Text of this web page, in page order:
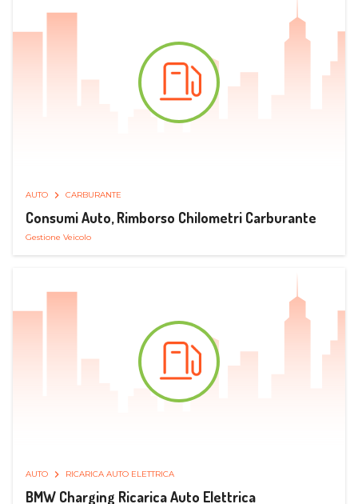
AUTO CARBURANTE
Consumi Auto, Rimborso Chilometri Carburante
Gestione Veicolo
AUTO RICARICA AUTO ELETTRICA
BMW Charging Ricarica Auto Elettrica